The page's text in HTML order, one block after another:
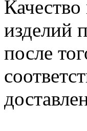
изделий
после